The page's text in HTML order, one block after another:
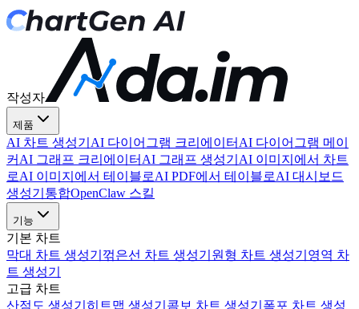
작성자
제품
AI 차트 생성기 AI 다이어그램 크리에이터 AI 다이어그램 메이
커 AI 그래프 크리에이터 AI 그래프 생성기 AI 이미지에서 차트
로AI 이미지에서 테이블로AI PDF에서 테이블로AI 대시보드
생성기 통합OpenClaw 스킬
기능
기본 차트
막대 차트 생성기 꺾은선 차트 생성기 원형 차트 생성기 영역 차
트 생성기
고급 차트
산점도 생성기 히트맵 생성기 콤보 차트 생성기 폭포 차트 생성